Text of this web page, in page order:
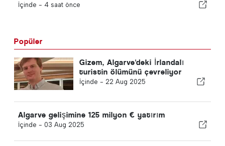
İçinde - 4 saat önce
Popüler
Gizem, Algarve'deki İrlandalı
turistin ölümünü çevreliyor
İçinde - 22 Aug 2025
Algarve gelişimine 125 milyon € yatırım
İçinde - 03 Aug 2025